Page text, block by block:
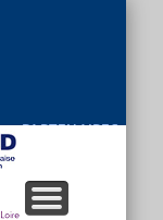
PARTENAIRES